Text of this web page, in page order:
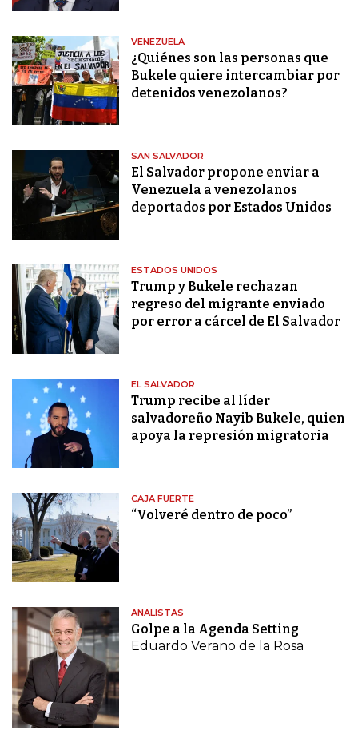
VENEZUELA
¿Quiénes son las personas que
Bukele quiere intercambiar por
detenidos venezolanos?
SAN SALVADOR
El Salvador propone enviar a
Venezuela a venezolanos
deportados por Estados Unidos
ESTADOS UNIDOS
Trump y Bukele rechazan
regreso del migrante enviado
por error a cárcel de El Salvador
EL SALVADOR
Trump recibe al líder
salvadoreño Nayib Bukele, quien
apoya la represión migratoria
CAJA FUERTE
“Volveré dentro de poco”
ANALISTAS
Golpe a la Agenda Setting
Eduardo Verano de la Rosa